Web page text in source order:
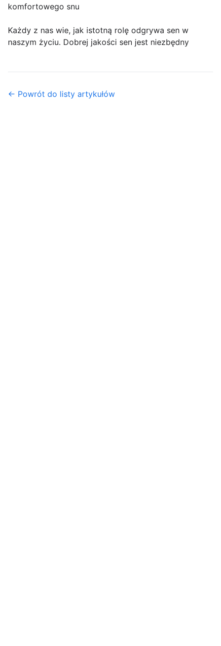
komfortowego snu
Każdy z nas wie, jak istotną rolę odgrywa sen w
naszym życiu. Dobrej jakości sen jest niezbędny
← Powrót do listy artykułów